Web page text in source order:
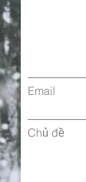
Email
Chủ đề